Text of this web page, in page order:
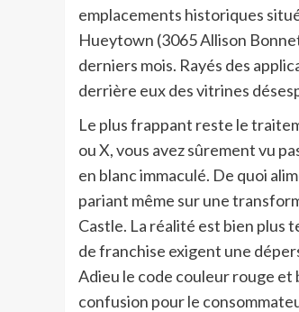
emplacements historiques
Hueytown (3065 Allison
derniers mois. Rayés des
derrière eux des vitrines
Le plus frappant reste le
ou X, vous avez sûrement vu
en blanc immaculé. De quoi
pariant même sur une
Castle. La réalité est bien
de franchise exigent une
Adieu le code couleur rouge et
confusion pour le